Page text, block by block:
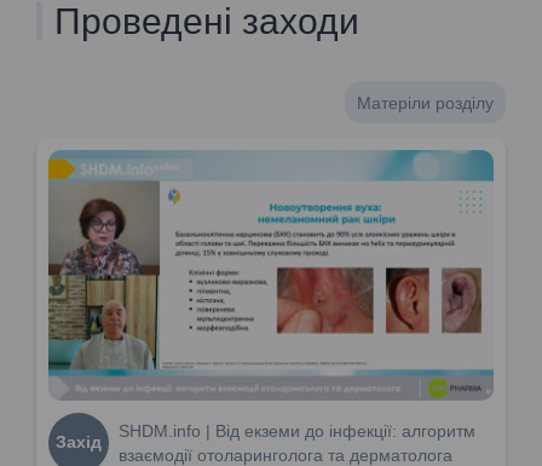
Проведені заходи
Матеріли розділу
Захід
SHDM.info | Від екземи до інфекції: алгоритм
взаємодії отоларинголога та дерматолога